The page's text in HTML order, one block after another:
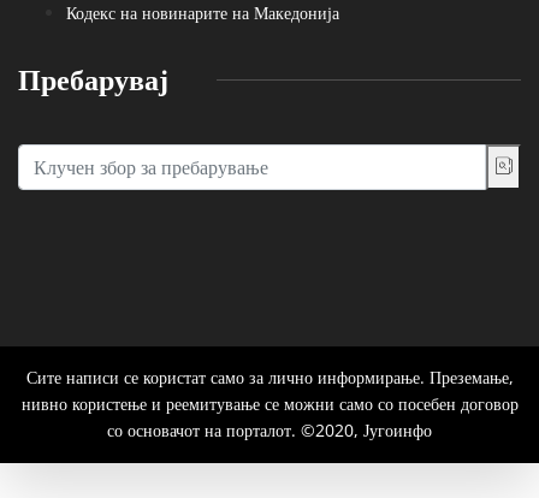
Кодекс на новинарите на Македонија
Пребарувај
Сите написи се користат само за лично информирање. Преземање,
нивно користење и реемитување се можни само со посебен договор
со основачот на порталот. ©2020, Југоинфо